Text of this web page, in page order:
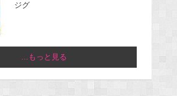
ジグ
...もっと見る